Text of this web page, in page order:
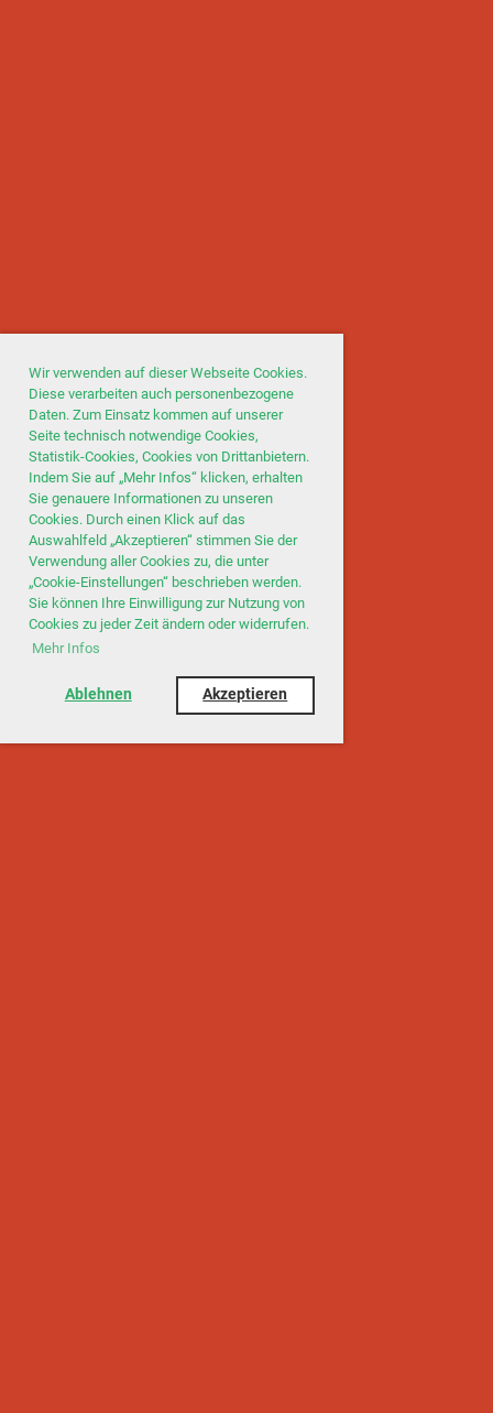
Wir verwenden auf dieser Webseite Cookies.
Diese verarbeiten auch personenbezogene
Daten. Zum Einsatz kommen auf unserer
Seite technisch notwendige Cookies,
Statistik-Cookies, Cookies von Drittanbietern.
Indem Sie auf „Mehr Infos“ klicken, erhalten
Sie genauere Informationen zu unseren
Cookies. Durch einen Klick auf das
Auswahlfeld „Akzeptieren“ stimmen Sie der
Verwendung aller Cookies zu, die unter
„Cookie-Einstellungen“ beschrieben werden.
Sie können Ihre Einwilligung zur Nutzung von
Cookies zu jeder Zeit ändern oder widerrufen.
Mehr Infos
Ablehnen Akzeptieren